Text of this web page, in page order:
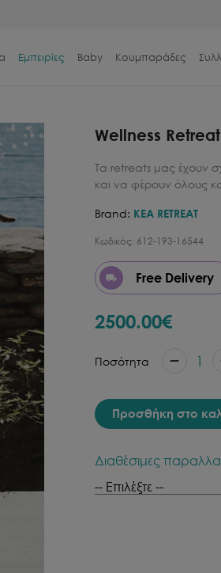
Εμπειρίες Baby Κουμπαράδες
Wellness
Τα retreats μας έχουν
και να φέρουν όλους
Brand: KEA RETREAT
Κωδικός: 612-193-16544
Free Delivery
2500.00€
Ποσότητα 1
Προσθήκη στο
Διαθέσιμες